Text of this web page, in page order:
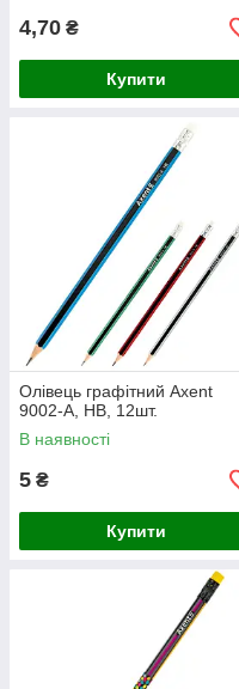
4,70 ₴
Купити
Олівець графітний Axent
9002-А, НВ, 12шт.
В наявності
5 ₴
Купити